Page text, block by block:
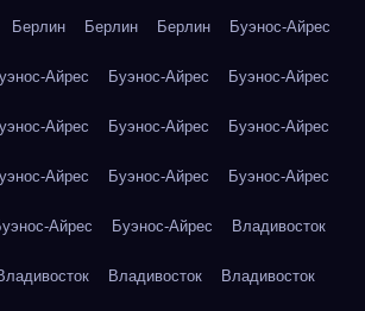
Берлин Берлин Берлин Буэнос-Айрес
Айрес Буэнос-Айрес Буэнос-Айрес
Айрес Буэнос-Айрес Буэнос-Айрес
Айрес Буэнос-Айрес Буэнос-Айрес
Айрес Буэнос-Айрес Владивосток
Владивосток Владивосток